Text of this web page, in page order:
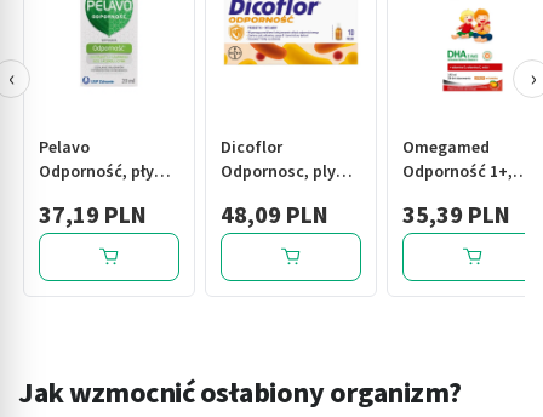
Pelavo
Odporność, płyn,
37,19 PLN
Dicoflor
Odpornosc, plyn,
48,09 PLN
Omegamed
Odporność 1+,
35,39 PLN
‹ ›
Jak wzmocnić osłabiony organizm?